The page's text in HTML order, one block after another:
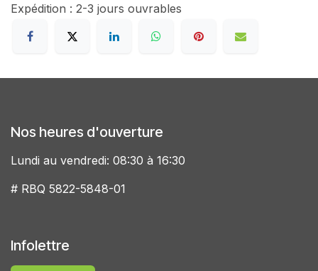
Expédition : 2-3 jours ouvrables
Nos heures d'ouverture
Lundi au vendredi: 08:30 à 16:30
# RBQ 5822-5848-01
Infolettre